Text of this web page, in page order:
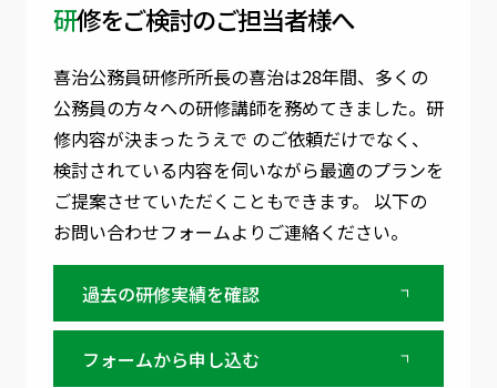
研修をご検討のご担当者様へ
喜治公務員研修所所長の喜治は28年間、多くの
公務員の方々への研修講師を務めてきました。 研
修内容が決まったうえで のご依頼だけでなく、
検討されている内容を伺いながら最適のプランを
ご提案させていただくこともできます。 以下の
お問い合わせフォームよりご連絡ください。
過去の研修実績を確認
フォームから申し込む